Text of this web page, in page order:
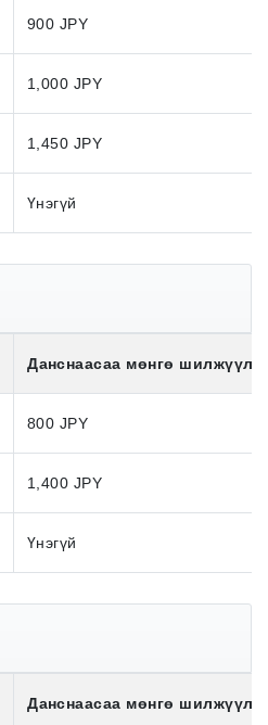
900 JPY
1,000 JPY
1,450 JPY
Үнэгүй
Данснаасаа мөнгө
800 JPY
1,400 JPY
Үнэгүй
Данснаасаа мөнгө